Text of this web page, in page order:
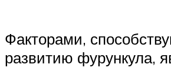
Факторами,
развитию фурункула,